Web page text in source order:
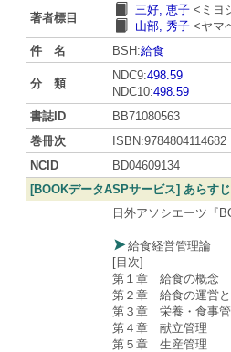
著者標目
三好, 恵子 <ミヨ
山部, 秀子 <ヤマ
件 名
BSH:給食
分 類
NDC9:498.59
NDC10:498.59
書誌ID
BB71080563
巻冊次
NCID
BD04609134
[BOOKデータASPサービス] あらす
日外アソシエーツ『
給食経営管理論
[目次]
第１章 給食の概念
第２章 給食の運営と
第３章 栄養・食事
第４章 献立管理
第５章 生産管理